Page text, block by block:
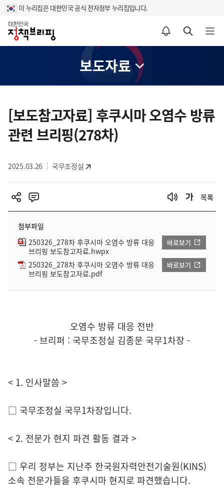
이 누리집은 대한민국 공식 전자정부 누리집입니다.
홈
알림설정 바로가기 검색 바로가기 메뉴 열기
보도자료
텐
츠
영
[보도참고자료] 후쿠시마 오염수 방류
관련 브리핑(278차)
2025.03.26 국무조정실
목록
첨부파일
250326_278차 후쿠시마 오염수 방류 대응
브리핑 보도참고자료.hwpx
바로보기
250326_278차 후쿠시마 오염수 방류 대응
브리핑 보도참고자료.pdf
바로보기
오염수 방류 대응 전반
- 브리퍼 : 국무조정실 김종문 국무1차장 -
< 1. 인사말씀 >
□ 국무조정실 국무1차장입니다.
< 2. 전문가 현지 파견 활동 결과 >
□ 우리 정부는 지난주 한국원자력안전기술원(KINS)
소속 전문가들을 후쿠시마 현지로 파견했습니다.